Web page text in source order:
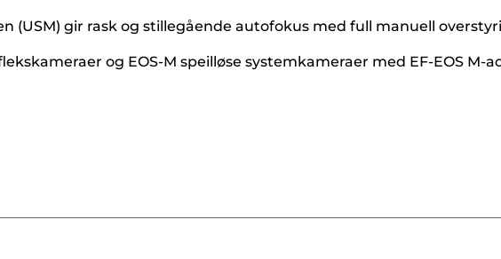
(USM) gir rask og stillegående autofokus med full manuell
og EOS-M speilløse systemkameraer med EF-EOS M-